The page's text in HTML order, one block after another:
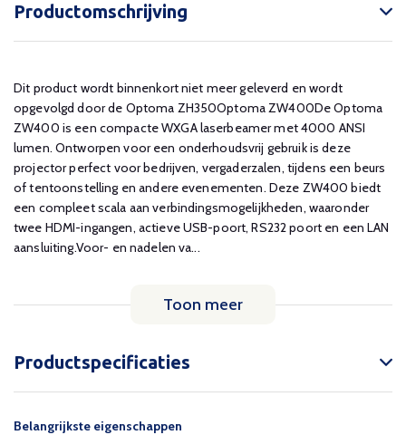
Productomschrijving
Dit product wordt binnenkort niet meer geleverd en wordt
opgevolgd door de Optoma ZH350Optoma ZW400De Optoma
ZW400 is een compacte WXGA laserbeamer met 4000 ANSI
lumen. Ontworpen voor een onderhoudsvrij gebruik is deze
projector perfect voor bedrijven, vergaderzalen, tijdens een beurs
of tentoonstelling en andere evenementen. Deze ZW400 biedt
een compleet scala aan verbindingsmogelijkheden, waaronder
twee HDMI-ingangen, actieve USB-poort, RS232 poort en een LAN
aansluiting.Voor- en nadelen va...
Toon meer
Productspecificaties
Belangrijkste eigenschappen